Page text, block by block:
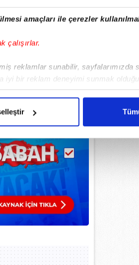
amaçları ile çerezler
çalışırlar.
reklamlar sunabilir, sayfalarımızda
iyi bir reklam deneyimi sunmak
ve bu noktada, reklamların
kullanıcılara hedefli reklamlar
ve üçüncü kişilere ait
olan çerezler bilgi toplumu
kılınması ve kişiselleştirilmesi ve
açık rızanız dahilinde
belirleyebilirsiniz. Çerezlere ilişkin
Aydınlatma Metnimizi
için lütfen tıklayınız
danışmanız